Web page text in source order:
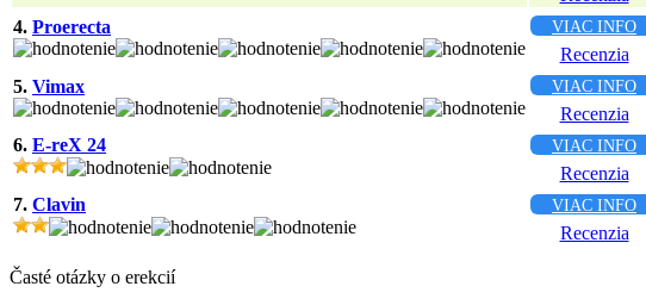
4. Proerecta VIAC INFO
Recenzia
5. Vimax VIAC INFO
Recenzia
6. E-reX 24 VIAC INFO
Recenzia
7. Clavin VIAC INFO
Recenzia
Časté otázky o erekcií